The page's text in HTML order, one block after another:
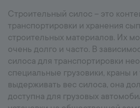
Строительный силос – это
транспортировки и хранения
строительных материалов. Их
очень долго и часто. В
силоса для транспортировки
специальные грузовики, краны
выдерживать вес силоса, она
доступна для грузовых